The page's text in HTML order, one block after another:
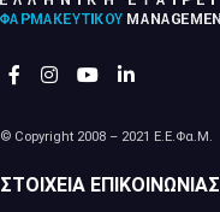
© Copyright 2008 – 2021 Ε.Ε.Φα.Μ.
ΣΤΟΙΧΕΊΑ ΕΠΙΚΟΙΝΩΝΊΑΣ